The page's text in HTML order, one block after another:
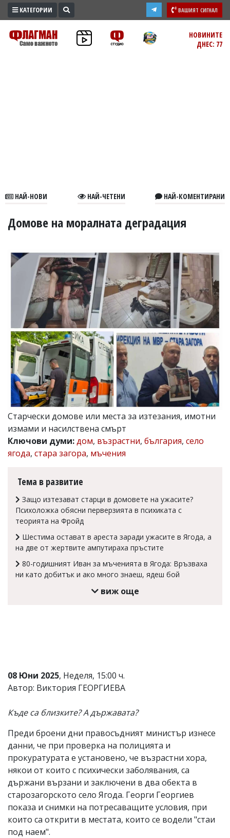
ПРОМО
ЗОНА
УКРАЙНА
РАЗСЛЕДВАНЕ
Управители:
Веселин
Василев,
email:
v.vasilev@flagman.bg
Катя
Касабова,
еmail:k.kassabova@flagman.bg
Главен
редактор:
Иван
email:
office@flagman.bg
въвеждат
читателите
редакцията
носи
отговорност
ни!
КАТЕГОРИИ ВАШИЯТ СИГНАЛ
НОВИНИТЕ
ДНЕС: 77
НАЙ-НОВИ НАЙ-ЧЕТЕНИ НАЙ-КОМЕНТИРАНИ
Домове на моралната деградация
Старчески домове или места за изтезания, имотни
измами и насилствена смърт
Ключови думи:дом, възрастни, българия, село
ягода, стара загора, мъчения
Тема в развитие
Защо изтезават старци в домовете на ужасите?
Психоложка обясни перверзията в психиката с
теорията на Фройд
Шестима остават в ареста заради ужасите в Ягода, а
на две от жертвите ампутираха пръстите
80-годишният Иван за мъченията в Ягода: Връзваха
ни като добитък и ако много знаеш, ядеш бой
виж още
08 Юни 2025, Неделя, 15:00 ч.
Автор: Виктория ГЕОРГИЕВА
Къде са близките? А държавата?
Преди броени дни правосъдният министър изнесе
данни, че при проверка на полицията и
прокуратурата е установено, че възрастни хора,
някои от които с психически заболявания, са
държани вързани и заключени в два обекта в
старозагорското село Ягода. Георги Георгиев
показа и снимки на потресаващите условия, при
които са открити в местата, които се водели "стаи
под наем".